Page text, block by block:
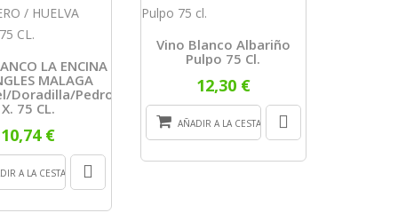
LA ENCINA
MALAGA
doradilla/pedro
X. 75 CL.
10,74 €
A LA CESTA
Vino Blanco Albariño
Pulpo 75 Cl.
12,30 €
AÑADIR A LA CESTA